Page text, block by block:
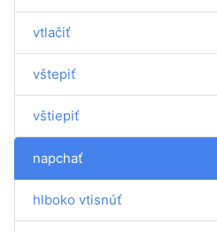
vtlačiť
vštepiť
vštiepiť
napchať
hlboko vtisnúť